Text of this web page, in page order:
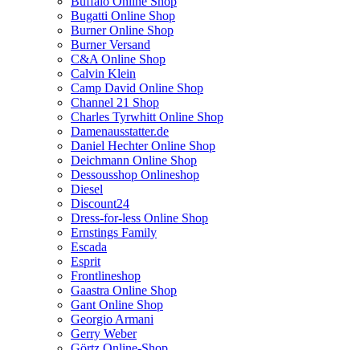
Bugatti Online Shop
Burner Online Shop
Burner Versand
C&A Online Shop
Calvin Klein
Camp David Online Shop
Channel 21 Shop
Charles Tyrwhitt Online Shop
Damenausstatter.de
Daniel Hechter Online Shop
Deichmann Online Shop
Dessousshop Onlineshop
Diesel
Discount24
Dress-for-less Online Shop
Ernstings Family
Escada
Esprit
Frontlineshop
Gaastra Online Shop
Gant Online Shop
Georgio Armani
Gerry Weber